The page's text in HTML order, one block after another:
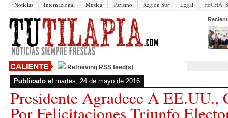
Noticias Internacional Musica Turismo Region Sur Legal FECHA:
Retrieving RSS feed(s)
Publicado el martes, 24 de mayo de 2016
Presidente Agradece A EE.UU.,
Por Felicitaciones Triunfo